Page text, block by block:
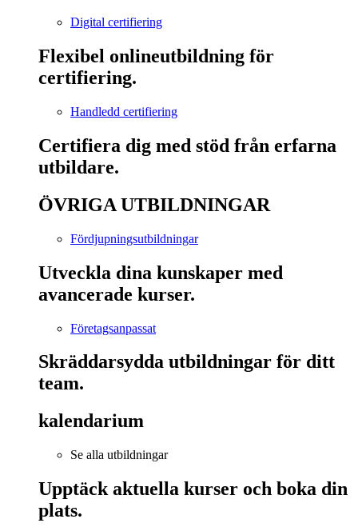
Digital certifiering
Flexibel onlineutbildning för
certifiering.
Handledd certifiering
Certifiera dig med stöd från erfarna
utbildare.
ÖVRIGA UTBILDNINGAR
Fördjupningsutbildningar
Utveckla dina kunskaper med
avancerade kurser.
Företagsanpassat
Skräddarsydda utbildningar för ditt
team.
kalendarium
Se alla utbildningar
Upptäck aktuella kurser och boka din
plats.